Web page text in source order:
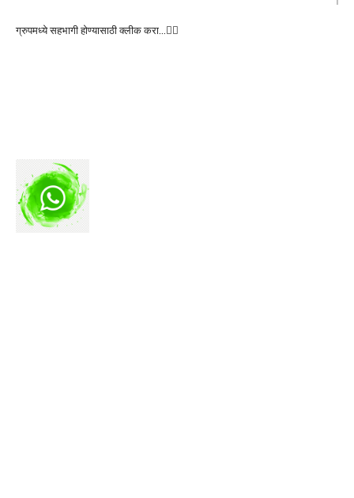
ग्रुपमध्ये सहभागी होण्यासाठी क्लीक करा…👆🏻